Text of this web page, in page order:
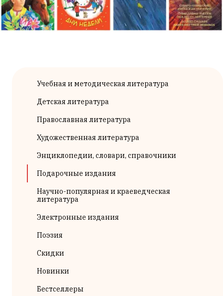
Учебная и методическая литература
Детская литература
Православная литература
Художественная литература
Энциклопедии, словари, справочники
Подарочные издания
Научно-популярная и краеведческая
литература
Электронные издания
Поэзия
Скидки
Новинки
Бестселлеры